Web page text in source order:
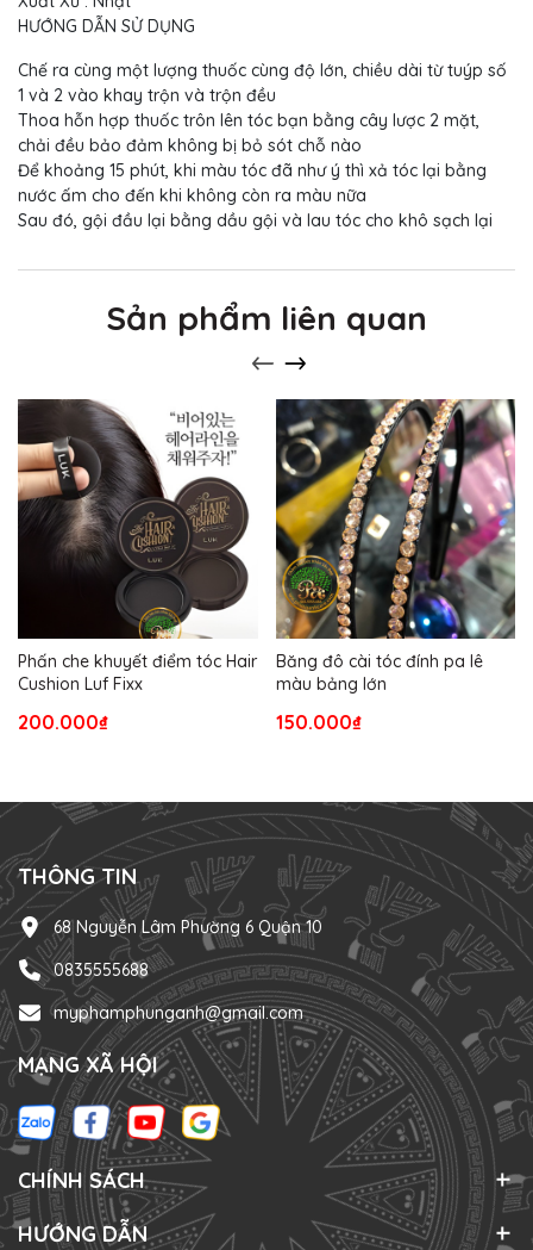
HƯỚNG DẪN SỬ DỤNG
Chế ra cùng một lượng thuốc cùng độ lớn, chiều dài từ tuýp số
1 và 2 vào khay trộn và trộn đều
Thoa hỗn hợp thuốc trôn lên tóc bạn bằng cây lược 2 mặt,
chải đều bảo đảm không bị bỏ sót chỗ nào
Để khoảng 15 phút, khi màu tóc đã như ý thì xả tóc lại bằng
nước ấm cho đến khi không còn ra màu nữa
Sau đó, gội đầu lại bằng dầu gội và lau tóc cho khô sạch lại
Sản phẩm liên quan
Phấn che khuyết điểm tóc Hair
Cushion Luf Fixx
200.000₫
Băng đô cài tóc đính pa lê
màu bảng lớn
150.000₫
THÔNG TIN
68 Nguyễn Lâm Phường 6 Quận 10
0835555688
myphamphunganh@gmail.com
MẠNG XÃ HỘI
CHÍNH SÁCH
HƯỚNG DẪN